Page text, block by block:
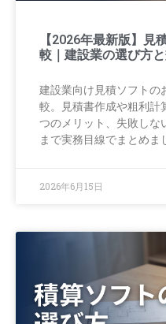
【2026年最新版】見
較｜建設業の選び方
建設業向け見積ソフトの
較。見積書作成や粗利計
つのメリット、失敗しな
まで実務目線でまとめま
2026年6月15日